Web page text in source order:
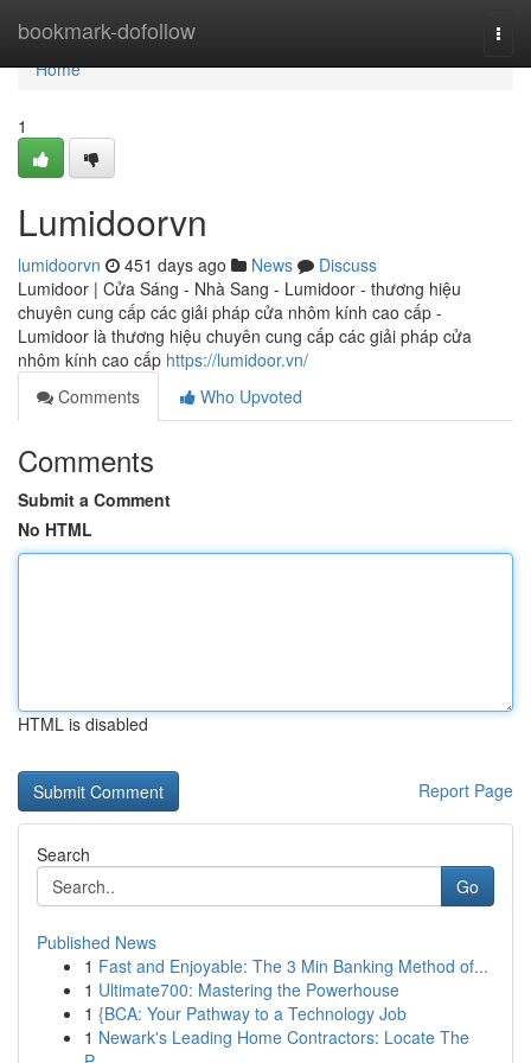
bookmark-dofollow
Home
Home
1
Lumidoorvn
lumidoorvn 451 days ago News
Discuss
Lumidoor | Cửa Sáng - Nhà Sang - Lumidoor - thương hiệu
chuyên cung cấp các giải pháp cửa nhôm kính cao cấp -
Lumidoor là thương hiệu chuyên cung cấp các giải pháp cửa
nhôm kính cao cấp https://lumidoor.vn/
Comments
Who Upvoted
Comments
Submit a Comment
No HTML
HTML is disabled
Report Page
Search
Go
Published News
1 Fast and Enjoyable: The 3 Min Banking Method of...
1 Ultimate700: Mastering the Powerhouse
1 {BCA: Your Pathway to a Technology Job
1 Newark's Leading Home Contractors: Locate The